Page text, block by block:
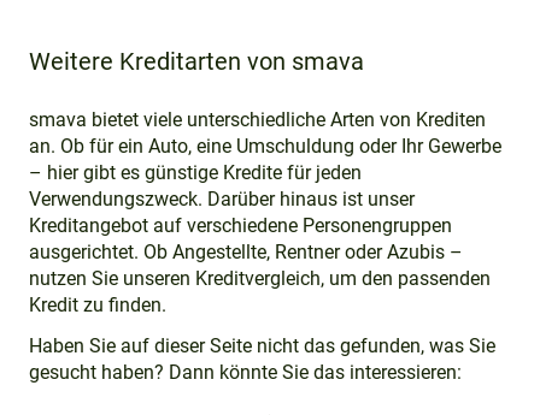
Weitere Kreditarten von smava
smava bietet viele unterschiedliche Arten von Krediten
an. Ob für ein Auto, eine Umschuldung oder Ihr Gewerbe
– hier gibt es günstige Kredite für jeden
Verwendungszweck. Darüber hinaus ist unser
Kreditangebot auf verschiedene Personengruppen
ausgerichtet. Ob Angestellte, Rentner oder Azubis –
nutzen Sie unseren Kreditvergleich, um den passenden
Kredit zu finden.
Haben Sie auf dieser Seite nicht das gefunden, was Sie
gesucht haben? Dann könnte Sie das interessieren: